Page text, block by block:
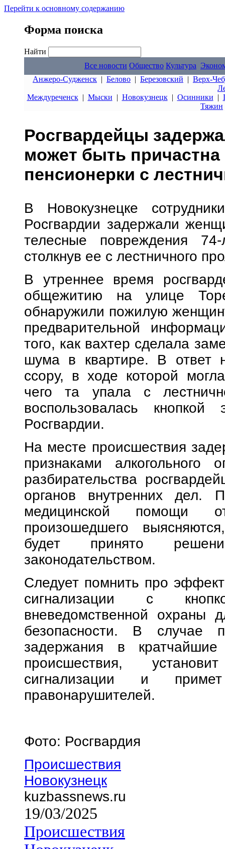
Перейти к основному содержанию
Форма поиска
Найти
Все новости Общество Культура
Анжеро-Судженск | Белово | Березовский | Верх-
Междуреченск| Мыски | Новокузнецк| Осинники |
Тяжин
Росгвардейцы
может быть
пенсионерки с
В Новокузнецке
Росгвардии задержали
телесные повреждения
столкнув ее с лестничного
В утреннее время
общежитию на улице
обнаружили пожилую
предварительной
того, как вахтер сделала
шума в квартире. В ответ
ссору, в ходе которой
чего та упала с
воспользовалась кнопкой
Росгвардии.
На месте происшествия
признаками алкогольного
разбирательства
органов внутренних дел.
медицинской помощи
произошедшего
будет принято
законодательством.
Следует помнить про
сигнализации с
вневедомственной охраны
безопасности. В случае
задержания в
происшествия,
сигнализации и
правонарушителей.
Фото: Росгвардия
Происшествия
Новокузнецк
kuzbassnews.ru
19/03/2025
Происшествия